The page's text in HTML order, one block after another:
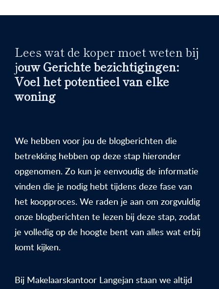
Lees wat de koper moet weten bij
jouw Gerichte bezichtigingen:
Voel het potentieel van elke
woning
We hebben voor jou de blogberichten die
betrekking hebben op deze stap hieronder
opgenomen. Zo kun je eenvoudig de informatie
vinden die je nodig hebt tijdens deze fase van
het koopproces. We raden je aan om zorgvuldig
onze blogberichten te lezen bij deze stap, zodat
je volledig op de hoogte bent van alles wat erbij
komt kijken.
Bij Makelaarskantoor Langejan staan we altijd